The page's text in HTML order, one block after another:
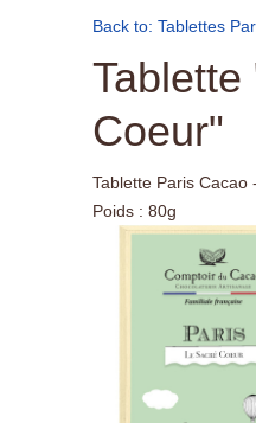
Back to: Tablettes
Tablette
Coeur"
Tablette Paris Cacao
Poids : 80g